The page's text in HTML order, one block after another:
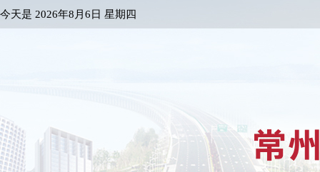
今天是 2026年8月6日 星期四